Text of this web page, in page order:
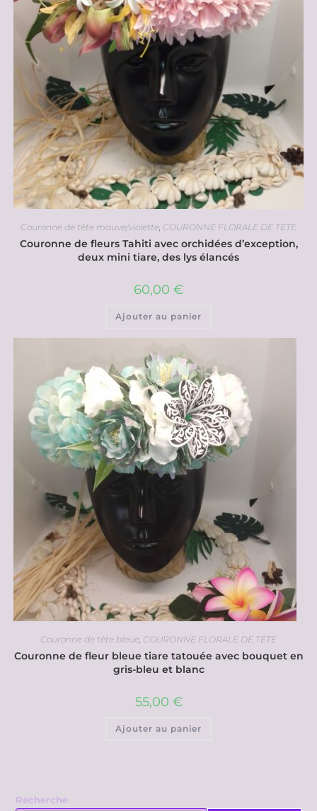
Couronne de tête mauve/violette, COURONNE FLORALE DE TETE
Couronne de fleurs Tahiti avec orchidées d’exception,
deux mini tiare, des lys élancés
60,00 €
Ajouter au panier
Couronne de tête bleue COURONNE FLORALE DE TETE
Couronne de fleur bleue tiare tatouée avec bouquet en
gris-bleu et blanc
55,00 €
Ajouter au panier
Recherche